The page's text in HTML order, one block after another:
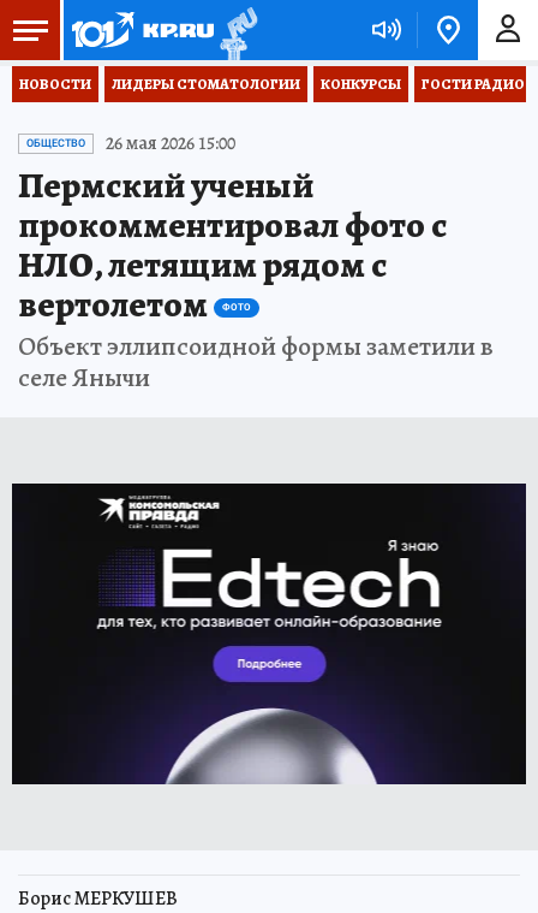
НОВОСТИ ЛИДЕРЫ СТОМАТОЛОГИИ КОНКУРСЫ ГОСТИ РАДИО
ОБЩЕСТВО 26 мая 2026 15:00
Пермский ученый
прокомментировал фото с
НЛО, летящим рядом с
вертолетом
ФОТО
Объект эллипсоидной формы заметили в
селе Янычи
Борис МЕРКУШЕВ